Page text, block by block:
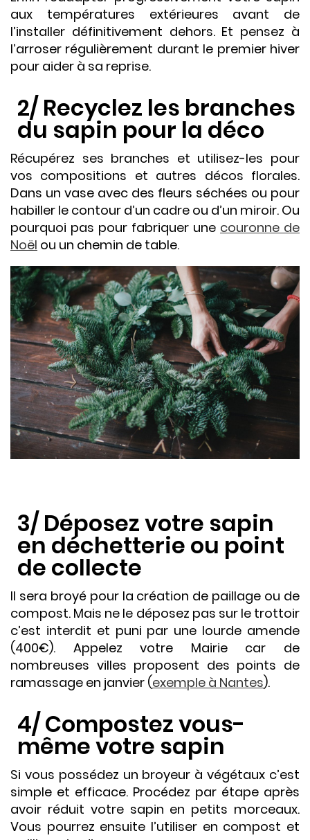
aux températures extérieures avant de
l’installer définitivement dehors. Et pensez à
l’arroser régulièrement durant le premier hiver
pour aider à sa reprise.
2/ Recyclez les branches
du sapin pour la déco
Récupérez ses branches et utilisez-les pour
vos compositions et autres décos florales.
Dans un vase avec des fleurs séchées ou pour
habiller le contour d’un cadre ou d’un miroir. Ou
pourquoi pas pour fabriquer une couronne de
Noël ou un chemin de table.
3/ Déposez votre sapin
en déchetterie ou point
de collecte
Il sera broyé pour la création de paillage ou de
compost. Mais ne le déposez pas sur le trottoir
c’est interdit et puni par une lourde amende
(400€). Appelez votre Mairie car de
nombreuses villes proposent des points de
ramassage en janvier (exemple à Nantes).
4/ Compostez vous-
même votre sapin
Si vous possédez un broyeur à végétaux c’est
simple et efficace. Procédez par étape après
avoir réduit votre sapin en petits morceaux.
Vous pourrez ensuite l’utiliser en compost et